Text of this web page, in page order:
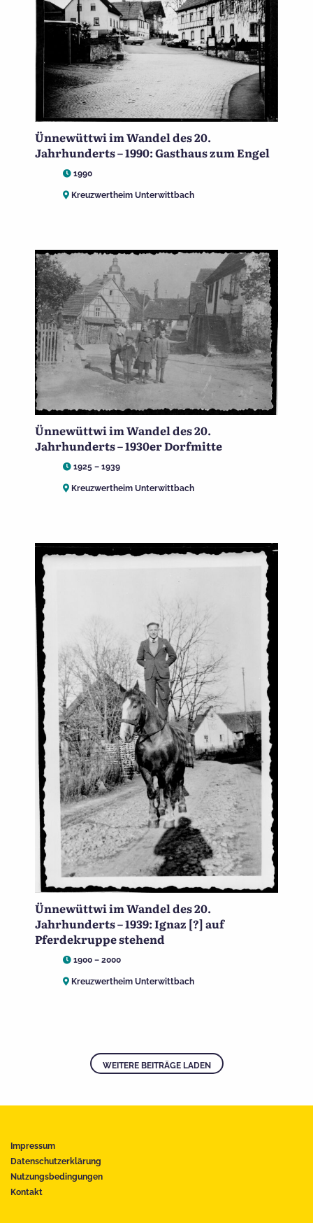
Ünnewüttwi im Wandel des 20.
Jahrhunderts – 1990: Gasthaus zum Engel
1990
Kreuzwertheim Unterwittbach
Ünnewüttwi im Wandel des 20.
Jahrhunderts – 1930er Dorfmitte
1925 – 1939
Kreuzwertheim Unterwittbach
Ünnewüttwi im Wandel des 20.
Jahrhunderts – 1939: Ignaz [?] auf
Pferdekruppe stehend
1900 – 2000
Kreuzwertheim Unterwittbach
WEITERE BEITRÄGE LADEN
Impressum
Datenschutzerklärung
Nutzungsbedingungen
Kontakt